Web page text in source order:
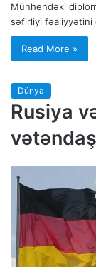
Münhendəki
səfirliyi fəaliyyətini
Read More »
Dünya
Rusiya